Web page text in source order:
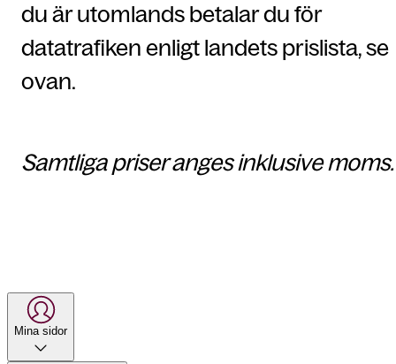
du är utomlands betalar du för
datatrafiken enligt landets prislista, se
ovan.
Samtliga priser anges inklusive moms.
Mina sidor